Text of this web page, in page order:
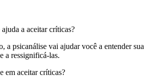
a aceitar críticas?
a psicanálise vai ajudar você a entender sua
a ressignificá-las.
em aceitar críticas?